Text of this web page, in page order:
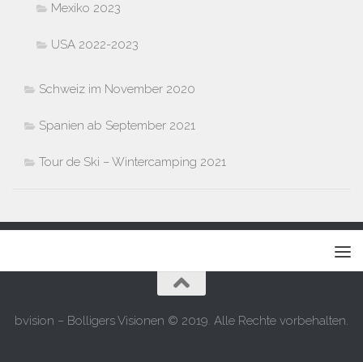
Mexiko 2023
USA 2022-2023
Schweiz im November 2020
Spanien ab September 2021
Tour de Ski – Wintercamping 2021
bvision – Bolligers Visionen © 2019. Alle Rechte vorbehalten.